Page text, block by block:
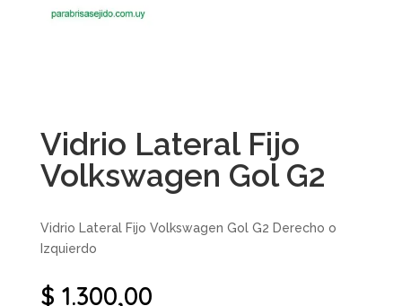
Vidrio Lateral Fijo
Volkswagen Gol G2
Vidrio Lateral Fijo Volkswagen Gol G2 Derecho o
Izquierdo
$ 1.300,00